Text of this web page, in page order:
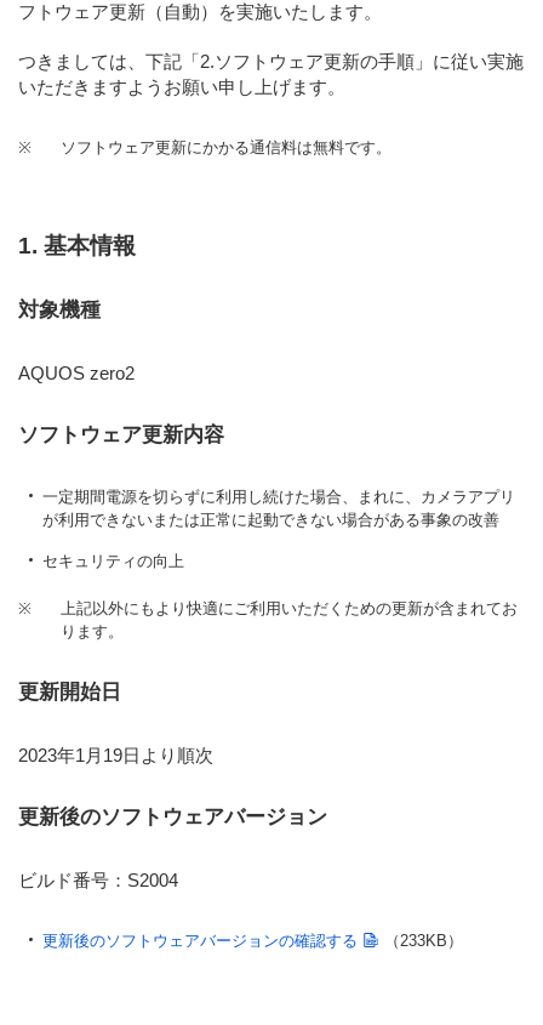
フトウェア更新（自動）を実施いたします。
つきましては、下記「2.ソフトウェア更新の手順」に従い実施
いただきますようお願い申し上げます。
※ ソフトウェア更新にかかる通信料は無料です。
1. 基本情報
対象機種
AQUOS zero2
ソフトウェア更新内容
一定期間電源を切らずに利用し続けた場合、まれに、カメラアプリ
が利用できないまたは正常に起動できない場合がある事象の改善
セキュリティの向上
※
上記以外にもより快適にご利用いただくための更新が含まれてお
ります。
更新開始日
2023年1月19日より順次
更新後のソフトウェアバージョン
ビルド番号：S2004
更新後のソフトウェアバージョンの確認する （233KB）